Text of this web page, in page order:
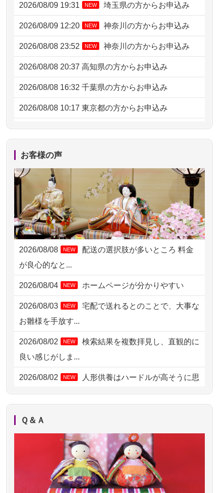
2026/08/09 19:31 NEW 埼玉県の方からお申込み
2026/08/09 12:20 NEW 神奈川の方からお申込み
2026/08/08 23:52 NEW 神奈川の方からお申込み
2026/08/08 20:37 高知県の方からお申込み
2026/08/08 16:32 千葉県の方からお申込み
2026/08/08 10:17 東京都の方からお申込み
2026/08/07 20:31 東京都の方からお申込み
2026/08/07 09:26
2026/08/06 21:28 埼玉県の方からお申込み
2026/08/06 17:56 藤沢市の方からお申込み
2026/08/06 10:06 茨城県の方からお申込み
2026/08/06 09:17 三重県の方からお申込み
2026/08/06 06:48 横浜市の方からお申込み
2026/08/04 15:40 千葉県の方からお申込み
2026/08/04 14:04
2026/08/04 00:38 中野区の方からお申込み
2026/08/03 21:17 愛知県の方からお申込み
2026/08/02 18:47
2026/08/02 11:15 千葉県の方からお申込み
2026/08/02 10:39 神奈川の方からお申込み
2026/08/02 09:15 神奈川の方からお申込み
お客様の声
2026/08/08 NEW
配送の選択肢が多いところ 料金
が良心的なと...
2026/08/04 NEW ホームページが分かりやすい
2026/08/03 NEW
宅配で送れるとのことで、大事な
お雛様を手放す...
2026/08/02 NEW
検索結果を複数拝見し、直観的に
良い感じがしま...
2026/08/02 NEW
人形供養はハードルが高そうに思
えるのですが、...
NEW
お人形の仕分けなども丁寧に行う
様子から、大切...
2026/07/25供養の内容（料金や送り方等）がとて
Ｑ＆Ａ